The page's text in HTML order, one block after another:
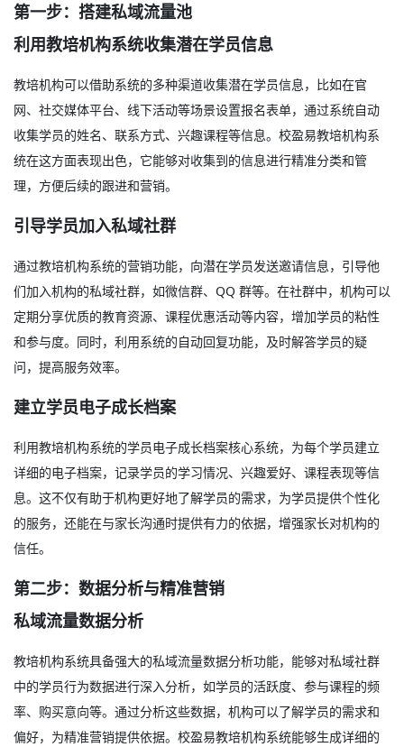
第一步：搭建私域流量池
利用教培机构系统收集潜在学员信息
教培机构可以借助系统的多种渠道收集潜在学员信息，比如在官
网、社交媒体平台、线下活动等场景设置报名表单，通过系统自动
收集学员的姓名、联系方式、兴趣课程等信息。校盈易教培机构系
统在这方面表现出色，它能够对收集到的信息进行精准分类和管
理，方便后续的跟进和营销。
引导学员加入私域社群
通过教培机构系统的营销功能，向潜在学员发送邀请信息，引导他
们加入机构的私域社群，如微信群、QQ 群等。在社群中，机构可以
定期分享优质的教育资源、课程优惠活动等内容，增加学员的粘性
和参与度。同时，利用系统的自动回复功能，及时解答学员的疑
问，提高服务效率。
建立学员电子成长档案
利用教培机构系统的学员电子成长档案核心系统，为每个学员建立
详细的电子档案，记录学员的学习情况、兴趣爱好、课程表现等信
息。这不仅有助于机构更好地了解学员的需求，为学员提供个性化
的服务，还能在与家长沟通时提供有力的依据，增强家长对机构的
信任。
第二步：数据分析与精准营销
私域流量数据分析
教培机构系统具备强大的私域流量数据分析功能，能够对私域社群
中的学员行为数据进行深入分析，如学员的活跃度、参与课程的频
率、购买意向等。通过分析这些数据，机构可以了解学员的需求和
偏好，为精准营销提供依据。校盈易教培机构系统能够生成详细的